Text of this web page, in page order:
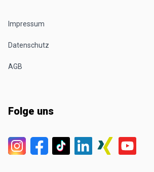
Impressum
Datenschutz
AGB
Folge uns